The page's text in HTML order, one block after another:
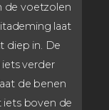
de voetzolen
laat
diep in. De
verder
de benen
boven de